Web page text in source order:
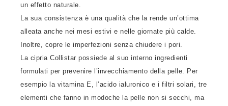
un effetto naturale.
La sua consistenza è una qualità che la rende un’ottima
alleata anche nei mesi estivi e nelle giornate più calde.
Inoltre, copre le imperfezioni senza chiudere i pori.
La cipria Collistar possiede al suo interno ingredienti
formulati per prevenire l’invecchiamento della pelle. Per
esempio la vitamina E, l’acido ialuronico e i filtri solari, tre
elementi che fanno in modoche la pelle non si secchi, ma